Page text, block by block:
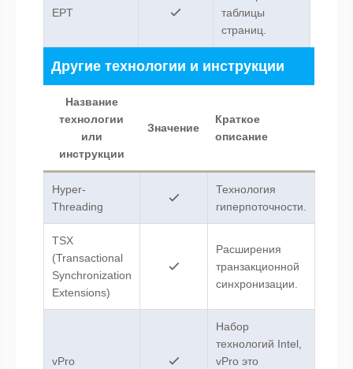
EPT
таблицы
страниц.
Другие технологии и инструкции
Название
технологии
или
инструкции
Значение
Краткое
описание
Hyper-
Threading
Технология
гиперпоточности.
TSX
(Transactional
Synchronization
Extensions)
Расширения
транзакционной
синхронизации.
vPro
Набор
технологий Intel,
vPro это